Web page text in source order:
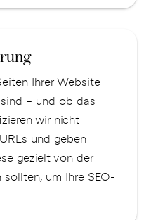
Ihrer Website
– und ob das
wir nicht
und geben
gezielt von der
um Ihre SEO-